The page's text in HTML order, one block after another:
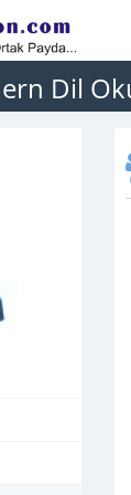
Dil